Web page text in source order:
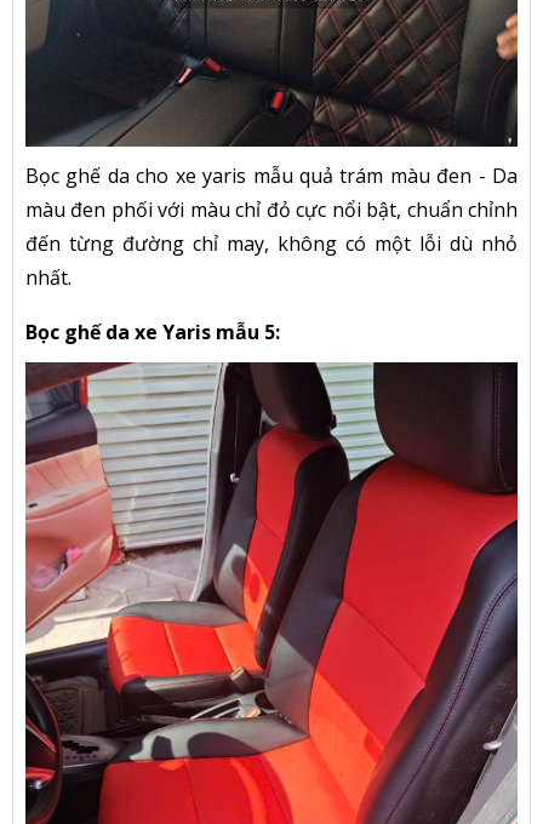
Bọc ghế da cho xe yaris mẫu quả trám màu đen - Da
màu đen phối với màu chỉ đỏ cực nổi bật, chuẩn chỉnh
đến từng đường chỉ may, không có một lỗi dù nhỏ
nhất.
Bọc ghế da xe Yaris mẫu 5: